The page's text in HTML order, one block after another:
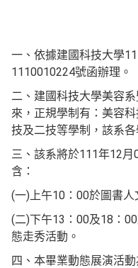
一、依據建國科技大學
1110010224號函辦理。
二、建國科技大學美容
來，正規學制有：美容
技及二技等學制，該系
三、該系將於111年12
含：
(一)上午10：00於圖書人
(二)下午13：00及18：
態走秀活動。
四、本畢業動態展演活